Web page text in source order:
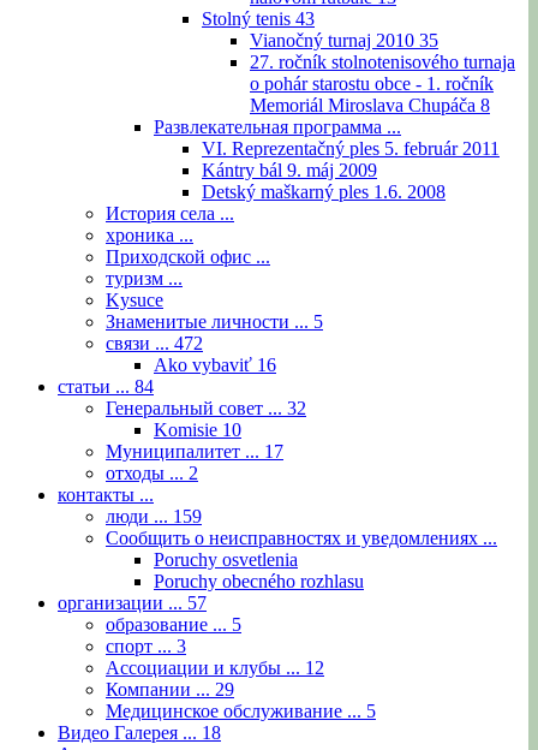
Stolný tenis 43
Vianočný turnaj 2010 35
27. ročník stolnotenisového turnaja
o pohár starostu obce - 1. ročník
Memoriál Miroslava Chupáča 8
Развлекательная программа ...
VI. Reprezentačný ples 5. február 2011
Kántry bál 9. máj 2009
Detský maškarný ples 1.6. 2008
История села ...
хроника ...
Приходской офис ...
туризм ...
Kysuce
Знаменитые личности ... 5
связи ... 472
Ako vybaviť 16
статьи ... 84
Генеральный совет ... 32
Komisie 10
Муниципалитет ... 17
отходы ... 2
контакты ...
люди ... 159
Сообщить о неисправностях и уведомлениях ...
Poruchy osvetlenia
Poruchy obecného rozhlasu
организации ... 57
образование ... 5
спорт ... 3
Ассоциации и клубы ... 12
Компании ... 29
Медицинское обслуживание ... 5
Видео Галерея ... 18